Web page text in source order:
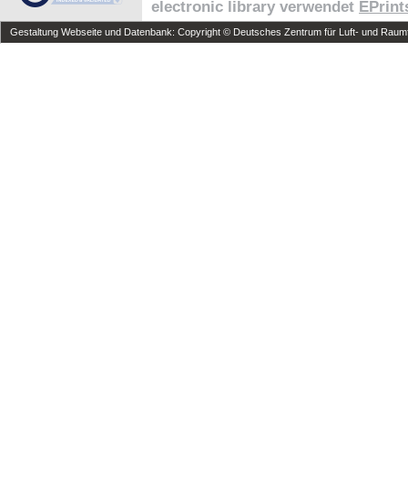
electronic library verwendet
Gestaltung Webseite und Datenbank: Copyright © Deutsches Zentrum für Luft- und